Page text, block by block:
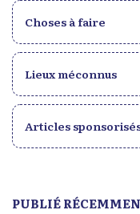
Choses à faire
Lieux méconnus
Articles
PUBLIÉ